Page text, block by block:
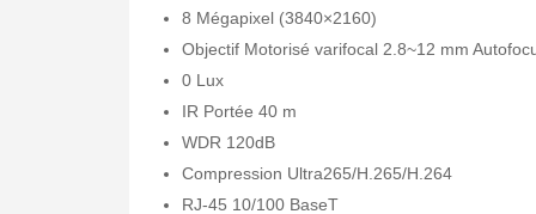
8 Mégapixel (3840×2160)
Objectif Motorisé varifocal 2.8~12 mm
0 Lux
IR Portée 40 m
WDR 120dB
Compression Ultra265/H.265/H.264
RJ-45 10/100 BaseT